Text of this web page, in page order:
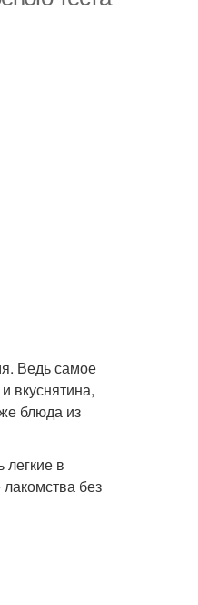
Ведь самое
вкуснятина,
блюда из
в
без